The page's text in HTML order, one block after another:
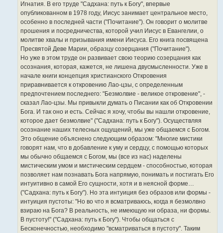
Игнатия. В его труде "Садхана: путь к Богу", впервые
опубликованном в 1978 году, Иисус занимает центральное место,
особенно в последней части ("Почитание"). Он говорит о молитве
прошения и посредничества, которой учил Иисус в Евангелии, о
молитве хвалы и призывания имени Иисуса. Его книга посвящена
Пресвятой Деве Марии, образцу созерцания ("Почитание").
Но уже в этом труде он развивает свою теорию созерцания как
осознания, которая, кажется, не лишена двусмысленности. Уже в
начале книги концепция христианского Откровения
приравнивается к откровению Лао-цзы, с определенным
предпочтением последнего: "Безмолвие - великое откровение", -
сказал Лао-цзы. Мы привыкли думать о Писании как об Откровении
Бога. И так оно и есть. Сейчас я хочу, чтобы вы нашли откровение,
которое дает безмолвие" ("Садхана: путь к Богу"). Осуществляя
осознание наших телесных ощущений, мы уже общаемся с Богом.
Это общение объяснено следующим образом: "Многие мистики
говорят нам, что в добавление к уму и сердцу, с помощью которых
мы обычно общаемся с Богом, мы (все из нас) наделены
мистическим умом и мистическим сердцем - способностью, которая
позволяет нам познавать Бога напрямую, понимать и постигать Его
интуитивно в самой Его сущности, хотя и в неясной форме…
("Садхана: путь к Богу"). Но эта интуиция без образов или формы -
интуиция пустоты: "Но во что я всматриваюсь, когда я безмолвно
взираю на Бога? В реальность, не имеющую ни образа, ни формы.
В пустоту!" ("Садхана: путь к Богу"). Чтобы общаться с
Бесконечностью, необходимо "всматриваться в пустоту". Таким